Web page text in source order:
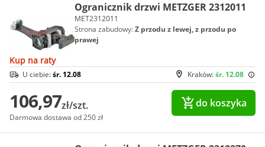
Ogranicznik drzwi METZGER 2312011
MET2312011
Strona zabudowy:Z przodu z lewej, z przodu po
prawej
Kup na raty
Kraków:śr. 12.08
U ciebie:śr. 12.08
106,97zł/szt.
Darmowa dostawa od 250 zł
do koszyka